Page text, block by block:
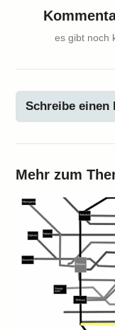
es gibt noch
Schreibe einen
Mehr zum